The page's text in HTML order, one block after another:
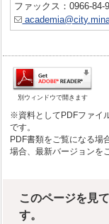
ファックス：0966-84-
別ウィンドウで開きます
※資料としてPDFファイ
です。
PDF書類をご覧になる場
場合、最新バージョンを
このページを見
す。